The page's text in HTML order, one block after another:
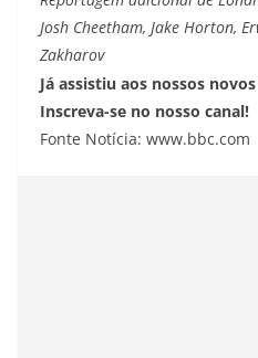
Josh Cheetham, Jake Horton,
Zakharov
Já assistiu aos nossos
Inscreva-se no nosso canal!
Fonte Notícia: www.bbc.com